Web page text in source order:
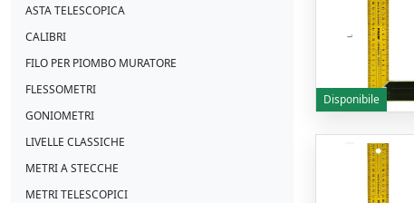
ASTA TELESCOPICA
CALIBRI
FILO PER PIOMBO MURATORE
FLESSOMETRI
GONIOMETRI
LIVELLE CLASSICHE
METRI A STECCHE
METRI TELESCOPICI
Disponibile